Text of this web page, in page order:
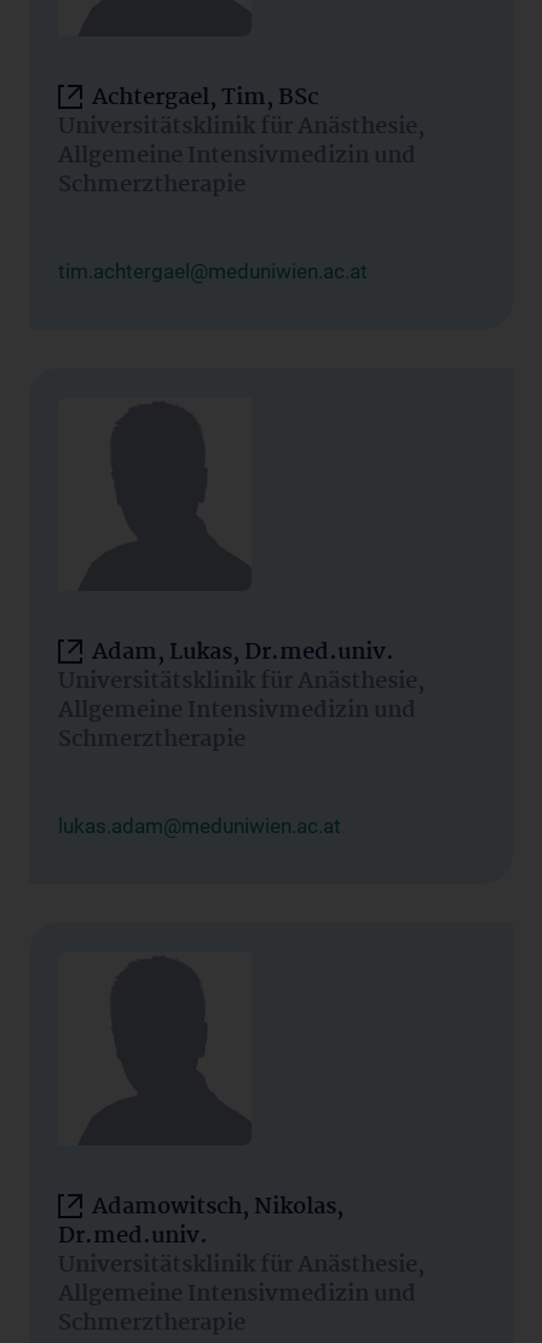
Achtergael, Tim, BSc
Universitätsklinik für Anästhesie,
Allgemeine Intensivmedizin und
Schmerztherapie
tim.achtergael@meduniwien.ac.at
Adam, Lukas, Dr.med.univ.
Universitätsklinik für Anästhesie,
Allgemeine Intensivmedizin und
Schmerztherapie
lukas.adam@meduniwien.ac.at
Adamowitsch, Nikolas,
Dr.med.univ.
Universitätsklinik für Anästhesie,
Allgemeine Intensivmedizin und
Schmerztherapie